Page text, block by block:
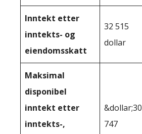
Inntekt etter
inntekts- og
eiendomsskatt
32 515
dollar
Maksimal
disponibel
inntekt etter
inntekts-,
&dollar;30
747